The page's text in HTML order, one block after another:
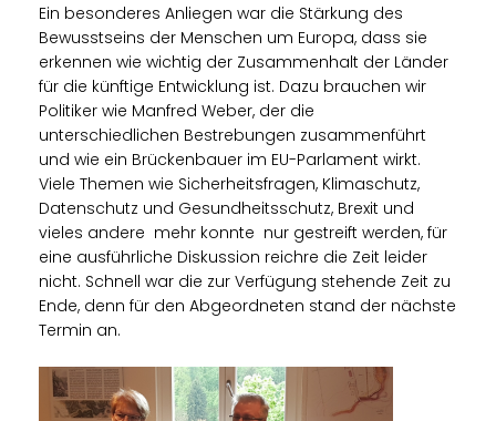
Ein besonderes Anliegen war die Stärkung des
Bewusstseins der Menschen um Europa, dass sie
erkennen wie wichtig der Zusammenhalt der Länder
für die künftige Entwicklung ist. Dazu brauchen wir
Politiker wie Manfred Weber, der die
unterschiedlichen Bestrebungen zusammenführt
und wie ein Brückenbauer im EU-Parlament wirkt.
Viele Themen wie Sicherheitsfragen, Klimaschutz,
Datenschutz und Gesundheitsschutz, Brexit und
vieles andere mehr konnte nur gestreift werden, für
eine ausführliche Diskussion reichre die Zeit leider
nicht. Schnell war die zur Verfügung stehende Zeit zu
Ende, denn für den Abgeordneten stand der nächste
Termin an.